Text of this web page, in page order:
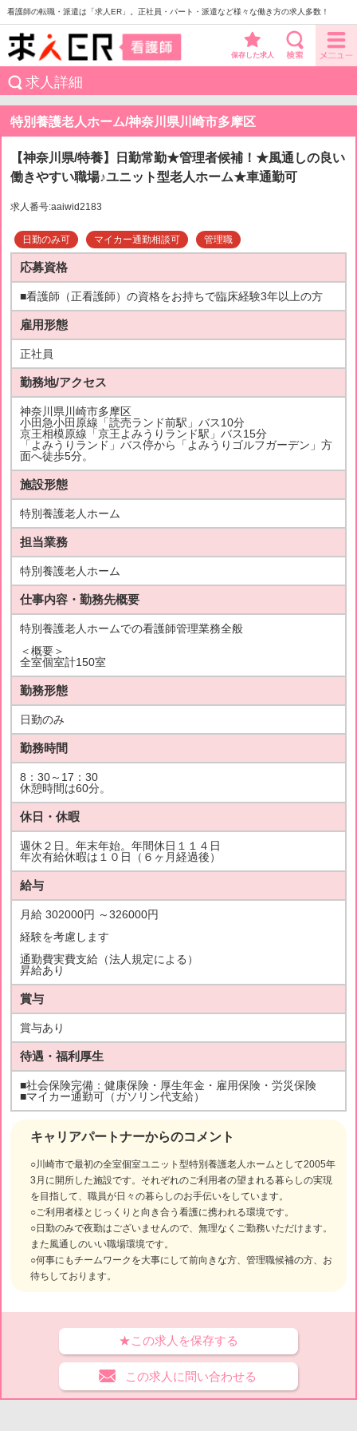
看護師の転職・派遣は「求人ER」。正社員・パート・派遣など様々な働き方の求人多数！
保存した求人
求人詳細
特別養護老人ホーム/神奈川県川崎市多摩区
【神奈川県/特養】日勤常勤★管理者候補！★風通しの良い
働きやすい職場♪ユニット型老人ホーム★車通勤可
求人番号:aaiwid2183
日勤のみ可 マイカー通勤相談可 管理職
キャリアパートナーからのコメント
○川崎市で最初の全室個室ユニット型特別養護老人ホームとして2005年
3月に開所した施設です。それぞれのご利用者の望まれる暮らしの実現
を目指して、職員が日々の暮らしのお手伝いをしています。
○ご利用者様とじっくりと向き合う看護に携われる環境です。
○日勤のみで夜勤はございませんので、無理なくご勤務いただけます。
また風通しのいい職場環境です。
○何事にもチームワークを大事にして前向きな方、管理職候補の方、お
待ちしております。
応募資格
■看護師（正看護師）の資格をお持ちで臨床経験3年以上の方
雇用形態
正社員
勤務地/アクセス
神奈川県川崎市多摩区
小田急小田原線「読売ランド前駅」バス10分
京王相模原線「京王よみうりランド駅」バス15分
「よみうりランド」バス停から「よみうりゴルフガーデン」方
面へ徒歩5分。
施設形態
特別養護老人ホーム
担当業務
特別養護老人ホーム
仕事内容・勤務先概要
特別養護老人ホームでの看護師管理業務全般
＜概要＞
全室個室計150室
勤務形態
日勤のみ
勤務時間
8：30～17：30
休憩時間は60分。
休日・休暇
週休２日。年末年始。年間休日１１４日
年次有給休暇は１０日（６ヶ月経過後）
給与
月給 302000円 ～326000円
経験を考慮します
通勤費実費支給（法人規定による）
昇給あり
賞与
賞与あり
待遇・福利厚生
■社会保険完備：健康保険・厚生年金・雇用保険・労災保険
■マイカー通勤可（ガソリン代支給）
★この求人を保存する
この求人に問い合わせる